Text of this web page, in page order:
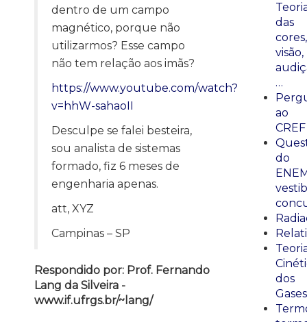
dentro de um campo
magnético, porque não
utilizarmos? Esse campo
não tem relação aos imãs?
https://www.youtube.com/watch?
v=hhW-sahaoII
Desculpe se falei besteira,
sou analista de sistemas
formado, fiz 6 meses de
engenharia apenas.
att, XYZ
Campinas – SP
Respondido por: Prof. Fernando
Lang da Silveira -
www.if.ufrgs.br/~lang/
das
cores,
visão,
…
ao
CREF
do
dos
Gases